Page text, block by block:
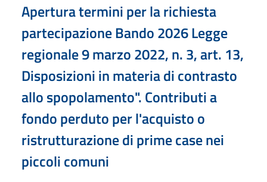
Apertura termini per la richiesta
partecipazione Bando 2026 Legge
regionale 9 marzo 2022, n. 3, art. 13,
Disposizioni in materia di contrasto
allo spopolamento". Contributi a
fondo perduto per l'acquisto o
ristrutturazione di prime case nei
piccoli comuni